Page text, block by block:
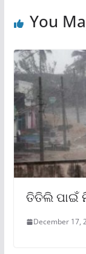
You
ତିତିଲି ପାଇଁ
December 17,